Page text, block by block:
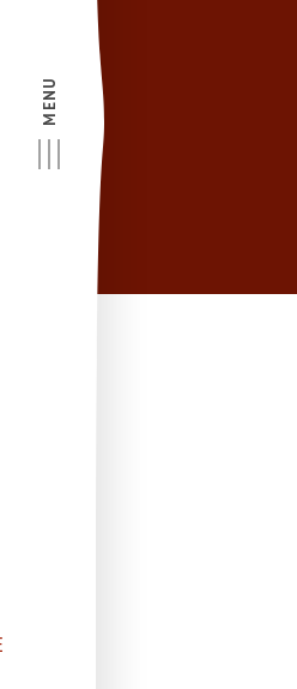
MENU